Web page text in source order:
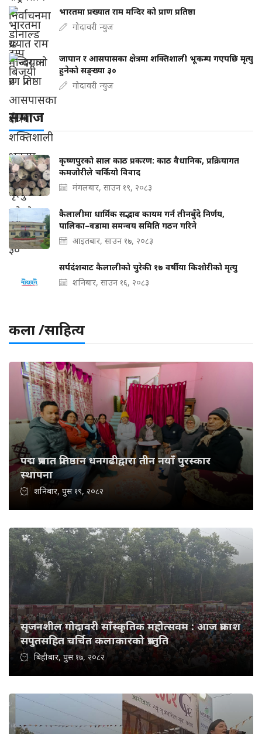
भारतमा प्रख्यात राम मन्दिर को प्राण प्रतिष्ठा
गोदावरी न्युज
जापान र आसपासका क्षेत्रमा शक्तिशाली भूकम्प गएपछि मृत्यु
हुनेको सङ्ख्या ३०
गोदावरी न्युज
समाज
कृष्णपुरको साल काठ प्रकरण: काठ वैधानिक, प्रक्रियागत
कमजोरीले चर्कियो विवाद
मंगलबार, साउन १९, २०८३
कैलालीमा धार्मिक सद्भाव कायम गर्न तीनबुँदे निर्णय,
पालिका–वडामा समन्वय समिति गठन गरिने
आइतबार, साउन १७, २०८३
सर्पदंशबाट कैलालीको चुरेकी १७ वर्षीया किशोरीको मृत्यु
शनिबार, साउन १६, २०८३
कला /साहित्य
पद्म प्रभात प्रतिष्ठान धनगढीद्वारा तीन नयाँ पुरस्कार
स्थापना
शनिबार, पुस १९, २०८२
सृजनशील गोदावरी साँस्कृतिक महोत्सवम : आज प्रकाश
सपुतसहित चर्चित कलाकारको प्रस्तुति
बिहीबार, पुस १७, २०८२